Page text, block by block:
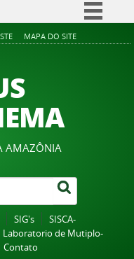
Simplifique!
Participe
Acesso à informação
Legislação
Canais
MAPA DO SITE
AMAZÔNIA
SIG's
SISCA-
Laboratorio de Mutiplo-
Contato